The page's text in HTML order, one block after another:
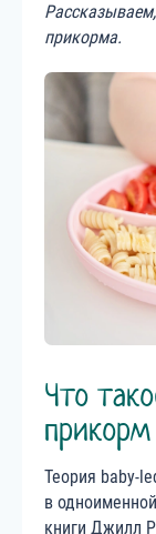
прикорма.
Что
прикорм
Теория baby-
в
книги Джилл